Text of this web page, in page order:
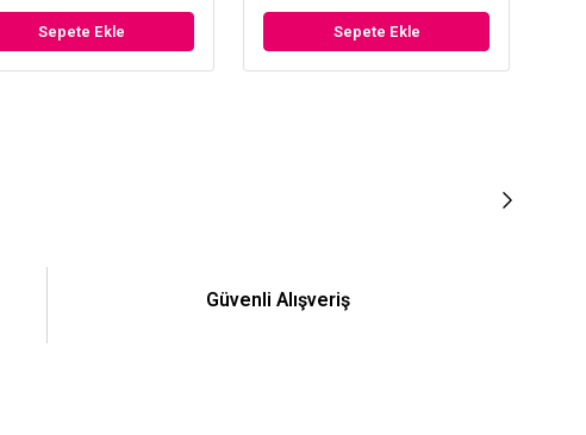
Sepete Ekle Sepete Ekle
Güvenli Alışveriş